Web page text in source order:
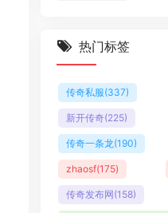
热门标签
传奇私服(337)
新开传奇(225)
传奇一条龙(190)
zhaosf(175)
传奇发布网(158)